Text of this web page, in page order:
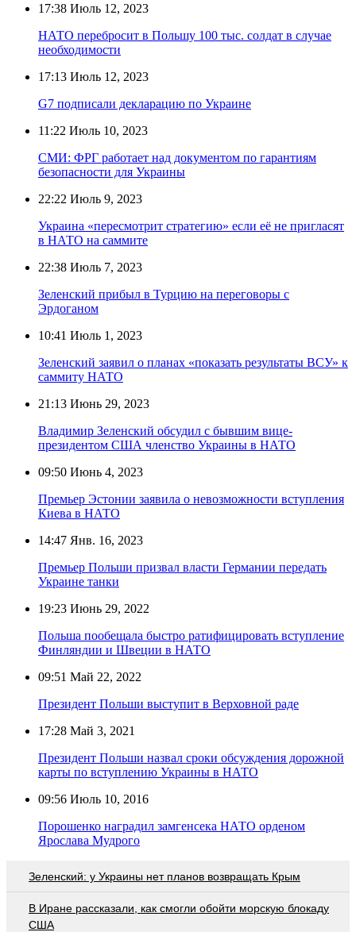
17:38 Июль 12, 2023
НАТО перебросит в Польшу 100 тыс. солдат в случае
необходимости
17:13 Июль 12, 2023
G7 подписали декларацию по Украине
11:22 Июль 10, 2023
СМИ: ФРГ работает над документом по гарантиям
безопасности для Украины
22:22 Июль 9, 2023
Украина «пересмотрит стратегию» если её не пригласят
в НАТО на саммите
22:38 Июль 7, 2023
Зеленский прибыл в Турцию на переговоры с
Эрдоганом
10:41 Июль 1, 2023
Зеленский заявил о планах «показать результаты ВСУ» к
саммиту НАТО
21:13 Июнь 29, 2023
Владимир Зеленский обсудил с бывшим вице-
президентом США членство Украины в НАТО
09:50 Июнь 4, 2023
Премьер Эстонии заявила о невозможности вступления
Киева в НАТО
14:47 Янв. 16, 2023
Премьер Польши призвал власти Германии передать
Украине танки
19:23 Июнь 29, 2022
Польша пообещала быстро ратифицировать вступление
Финляндии и Швеции в НАТО
09:51 Май 22, 2022
Президент Польши выступит в Верховной раде
17:28 Май 3, 2021
Президент Польши назвал сроки обсуждения дорожной
карты по вступлению Украины в НАТО
09:56 Июль 10, 2016
Порошенко наградил замгенсека НАТО орденом
Ярослава Мудрого
Зеленский: у Украины нет планов возвращать Крым
В Иране рассказали, как смогли обойти морскую блокаду
США